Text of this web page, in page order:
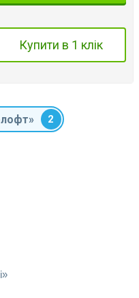
Купити в 1 клік
2